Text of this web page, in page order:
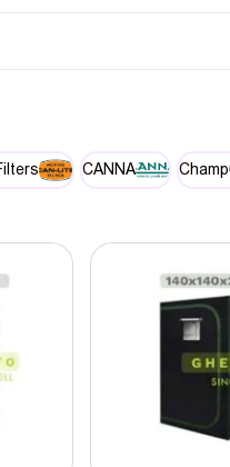
CANNA Champ